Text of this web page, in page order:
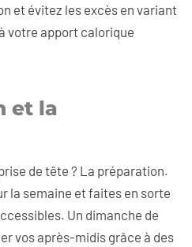
et évitez les excès en variant
votre apport calorique
et la
de tête ? La préparation.
la semaine et faites en sorte
Un dimanche de
vos après-midis grâce à des